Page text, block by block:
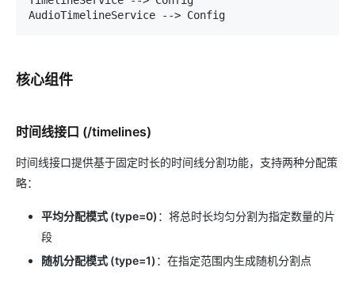
核心组件
时间线接口 (/timelines)
时间线接口提供基于固定时长的时间线分割功能，支持两种分配策
略：
平均分配模式 (type=0) ：将总时长均匀分割为指定数量的片
段
随机分配模式 (type=1) ：在指定范围内生成随机分割点